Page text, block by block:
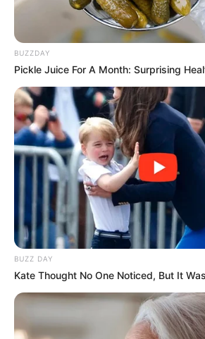
1 TL Zucker
2 EL Pflanzenöl
1 Knoblauchzehe
klassischen Geschmack)
Öl zum Frittieren (z. B.
Optional für den Belag:
Sauerrahm oder Crème
Geriebener Käse
Frischer Knoblauch, fein
BUZZDAY
Pickle Juice For A Month: Surprising
BUZZ DAY
Kate Thought No One Noticed, But It